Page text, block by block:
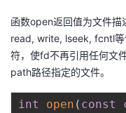
函数open返回值为文件
read, write, lseek, fcntl等
符，使fd不再引用任何文
path路径指定的文件。
int open ( const